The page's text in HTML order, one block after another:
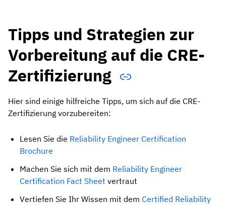
Tipps und Strategien zur
Vorbereitung auf die CRE-
Zertifizierung
Hier sind einige hilfreiche Tipps, um sich auf die CRE-
Zertifizierung vorzubereiten:
Lesen Sie die Reliability Engineer Certification
Brochure
Machen Sie sich mit dem Reliability Engineer
Certification Fact Sheet vertraut
Vertiefen Sie Ihr Wissen mit dem Certified Reliability